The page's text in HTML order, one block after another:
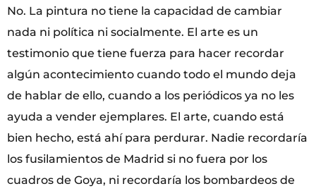
No. La pintura no tiene la capacidad de cambiar
nada ni política ni socialmente. El arte es un
testimonio que tiene fuerza para hacer recordar
algún acontecimiento cuando todo el mundo deja
de hablar de ello, cuando a los periódicos ya no les
ayuda a vender ejemplares. El arte, cuando está
bien hecho, está ahí para perdurar. Nadie recordaría
los fusilamientos de Madrid si no fuera por los
cuadros de Goya, ni recordaría los bombardeos de